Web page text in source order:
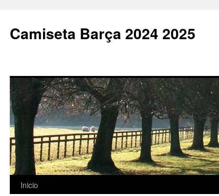
Camiseta Barça 2024 2025
Saltar
Inicio